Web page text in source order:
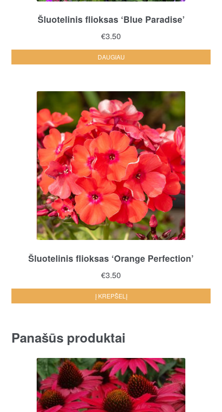
Šluotelinis flioksas ‘Blue Paradise’
€3.50
DAUGIAU
Šluotelinis flioksas ‘Orange Perfection’
€3.50
Į KREPŠELĮ
Panašūs produktai